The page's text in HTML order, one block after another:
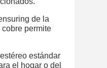
de la
permite
estándar
el hogar o del